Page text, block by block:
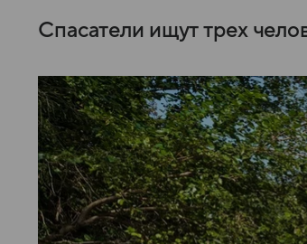
Спасатели ищут трех